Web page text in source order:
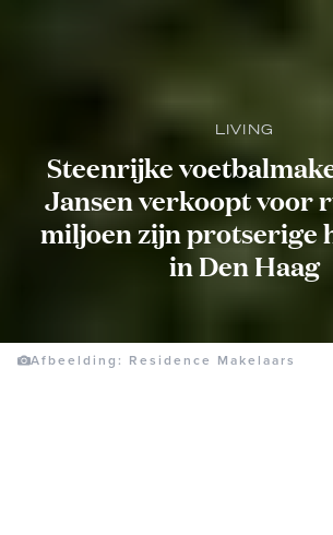
LIVING
Steenrijke
Jansen verkoopt voor
miljoen zijn protserige
in Den Haag
Afbeelding: Residence Makelaars